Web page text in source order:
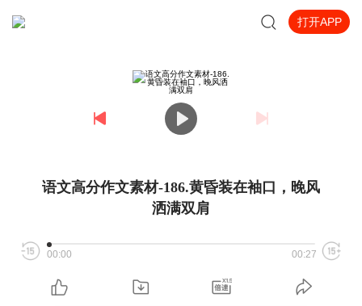
打开APP
语文高分作文素材-186.黄昏装在袖口，晚风
洒满双肩
00:00 00:27